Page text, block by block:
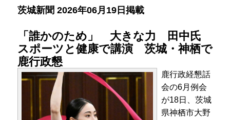
茨城新聞 2026年06月19日掲載
「誰かのため」 大きな力 田中氏
スポーツと健康で講演 茨城・神栖で
鹿行政懇
鹿行政経懇話
会の6月例会
が18日、茨城
県神栖市大野